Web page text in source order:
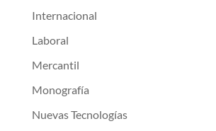
Internacional
Laboral
Mercantil
Monografía
Nuevas Tecnologías